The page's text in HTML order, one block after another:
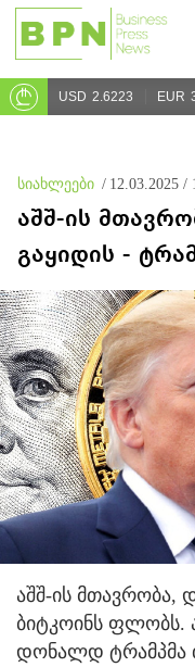
USD 2.6223 EUR
სიახლეები / 12.03.2025 /
აშშ-ის
გაყიდის -
აშშ-ის მთავრობა,
ბიტკოინს ფლობს.
დონალდ ტრამპმა